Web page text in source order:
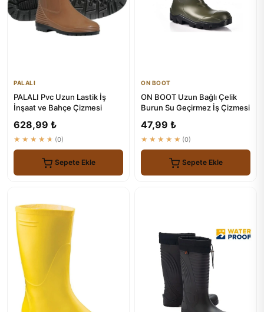
PALALI
PALALI Pvc Uzun Lastik İş
İnşaat ve Bahçe Çizmesi
628,99 ₺
★★★★★ (0)
Sepete Ekle
ON BOOT
ON BOOT Uzun Bağlı Çelik
Burun Su Geçirmez İş Çizmesi
47,99 ₺
★★★★★ (0)
Sepete Ekle